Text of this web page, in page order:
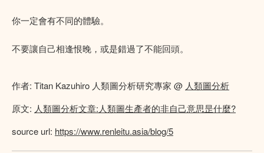
你一定會有不同的體驗。
不要讓自己相逢恨晚，或是錯過了不能回頭。
作者: Titan Kazuhiro 人類圖分析研究專家 @ 人類圖分析
原文: 人類圖分析文章:人類圖生產者的非自己意思昰什麼?
source url: https://www.renleitu.asia/blog/5